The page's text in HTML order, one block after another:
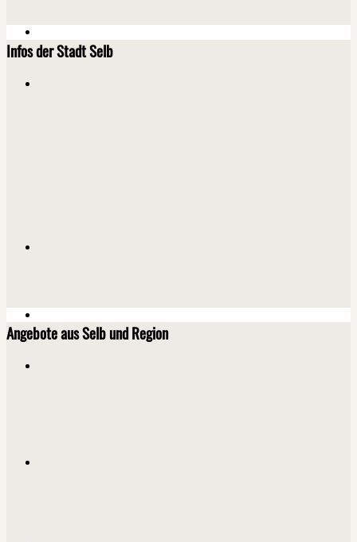
Infos der Stadt Selb
Angebote aus Selb und Region